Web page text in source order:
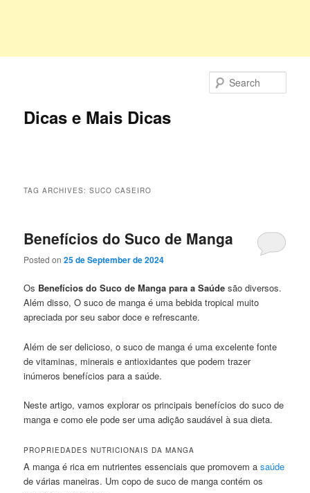
Dicas e Mais Dicas
TAG ARCHIVES:SUCO CASEIRO
Benefícios do Suco de Manga
Posted on25 de September de 2024
Os Benefícios do Suco de Manga para a Saúde são diversos.
Além disso, O suco de manga é uma bebida tropical muito
apreciada por seu sabor doce e refrescante.
Além de ser delicioso, o suco de manga é uma excelente fonte
de vitaminas, minerais e antioxidantes que podem trazer
inúmeros benefícios para a saúde.
Neste artigo, vamos explorar os principais benefícios do suco de
manga e como ele pode ser uma adição saudável à sua dieta.
PROPRIEDADES NUTRICIONAIS DA MANGA
A manga é rica em nutrientes essenciais que promovem asaúde
de várias maneiras. Um copo de suco de manga contém os